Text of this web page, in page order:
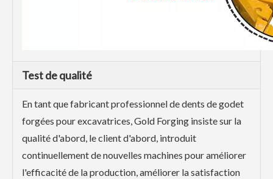
Test de qualité
En tant que fabricant professionnel de dents de godet
forgées pour excavatrices, Gold Forging insiste sur la
qualité d'abord, le client d'abord, introduit
continuellement de nouvelles machines pour améliorer
l'efficacité de la production, améliorer la satisfaction